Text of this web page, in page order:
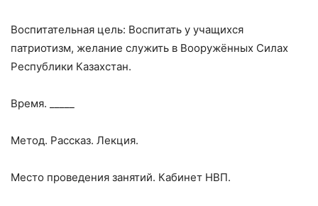
Воспитательная цель: Воспитать у учащихся
патриотизм, желание служить в Вооружённых Силах
Республики Казахстан.
Время. _____
Метод. Рассказ. Лекция.
Место проведения занятий. Кабинет НВП.